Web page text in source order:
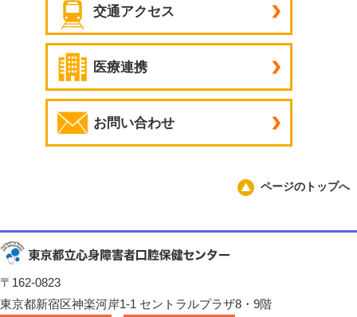
交通アクセス
医療連携
お問い合わせ
ページのトップへ
〒162-0823
東京都新宿区神楽河岸1-1 セントラルプラザ8・9階